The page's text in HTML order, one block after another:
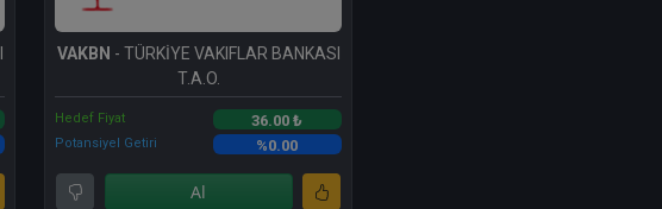
VAKBN - TÜRKİYE VAKIFLAR BANKASI
T.A.O.
Hedef Fiyat 36.00 ₺
Potansiyel Getiri %0.00
Al